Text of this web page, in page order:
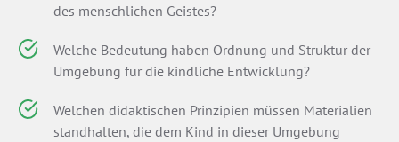
des menschlichen Geistes?
Welche Bedeutung haben Ordnung und Struktur der
Umgebung für die kindliche Entwicklung?
Welchen didaktischen Prinzipien müssen Materialien
standhalten, die dem Kind in dieser Umgebung